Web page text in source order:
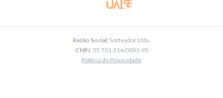
Razão Social: Sorteador Ltda.
CNPJ: 35.701.316/0001-95
Política de Privacidade